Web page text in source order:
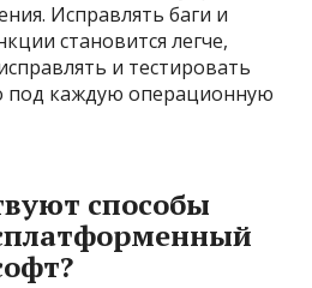
Исправлять баги и
становится легче,
и тестировать
под каждую операционную
способы